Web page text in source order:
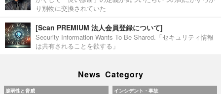
り別物に交換されていた
[Scan PREMIUM 法人会員登録について]
Security Information Wants To Be Shared.「セキュリティ情報
は共有されることを欲する」
News Category
脆弱性と脅威 インシデント・事故